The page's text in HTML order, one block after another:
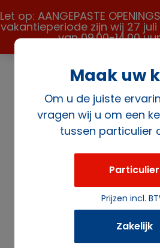
Let op: AANGEPASTE
vakantieperiode zijn wij 27
van 09.00-14.00
/ Bak en
Maak uw
Om u de juiste
vragen wij u om een
tussen particulier
Particulier
Prijzen incl.
Zakelijk